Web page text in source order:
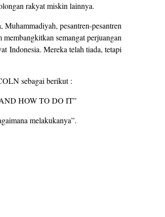
rakyat miskin lainnya.
pesantren-pesantren
semangat perjuangan
Indonesia. Mereka telah tiada, tetapi
sebagai berikut :
HOW TO DO IT”
melakukanya”.